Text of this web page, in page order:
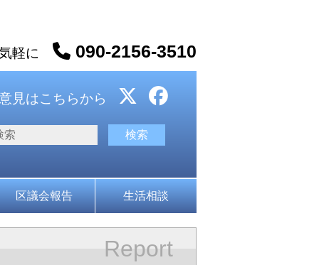
軽に 090-2156-3510
見はこちらから
区議会報告 生活相談
Report